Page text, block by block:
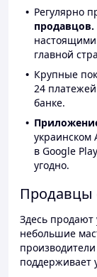
Регулярно
продавцов.
главной
Крупные
24
банке.
украинском
в Google
угодно.
Продавцы
Здесь
небольшие
поддерживает